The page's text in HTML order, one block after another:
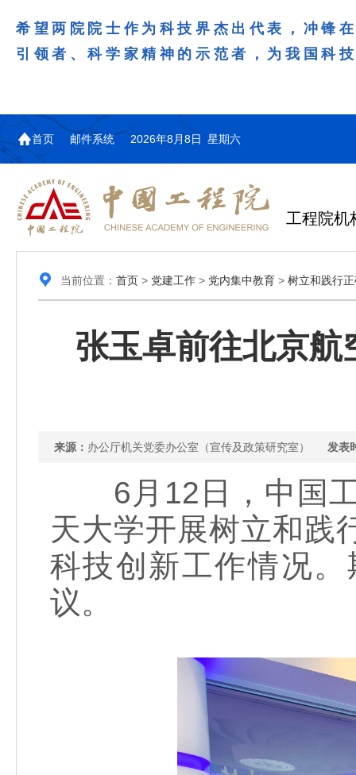
希望两院院士作为科技界杰出代表，冲锋
引领者、科学家精神的示范者，为我国科
首页 邮件系统 2026年8月8日 星期六
工程院机
当前位置： 首页> 党建工作> 党内集中教育> 树立和践行
张玉卓前往北京
来源： 办公厅机关党委办公室（宣传及政策研究室） 发表
6月12日，中国工
天大学开展树立和践
科技创新工作情况
议。